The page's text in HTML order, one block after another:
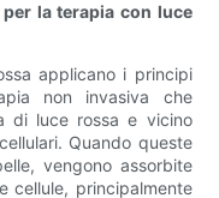
la terapia con luce
applicano i principi
non invasiva che
di luce rossa e vicino
Quando queste
vengono assorbite
cellule, principalmente